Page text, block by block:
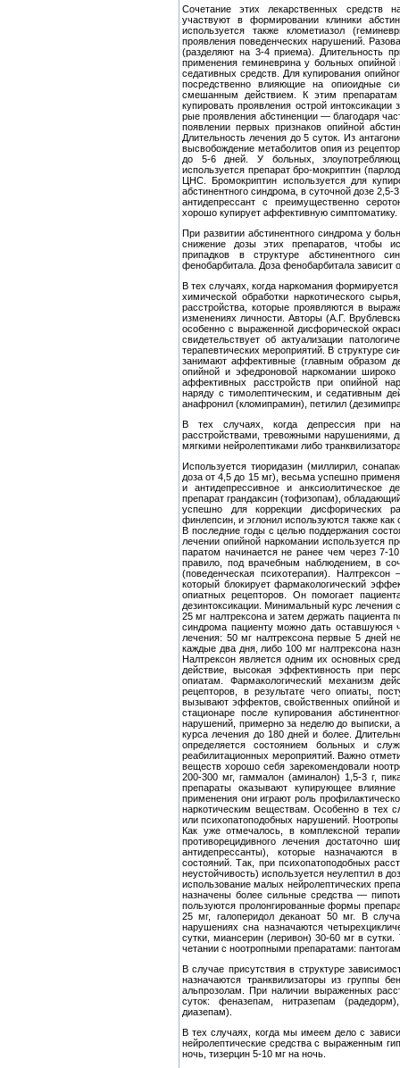
Сочетание этих лекарственных средств
участвуют в форми­ровании клиники
используется также клометиазол
проявления поведенческих нарушений.
(разделяют на 3-4 приема). Длительность
применения геминеврина у больных
седативных средств. Для купирования
посредственно влияющие на опиоидные
смешанным действием. К этим
купировать проявления острой интоксикации
рые проявления абстиненции — благодаря
появлении пер­вых признаков опийной
Длительность лечения до 5 суток. Из
высвобождение метаболитов опия из
до 5-6 дней. У больных,
используется препарат бро-мокриптин
ЦНС. Бромокриптин используется для
абстинентного синдрома, в суточной дозе
антидепрес­сант с преимущественно
хорошо купирует аффективную симптоматику.
При развитии абстинентного синдрома у
снижение дозы этих препаратов, чтобы
припадков в структуре абстинент­ного
фенобарбитала. Доза фенобарбитала зависит
В тех случаях, когда наркомания
химической обработки наркотического
расстройства, которые прояв­ляются в
изменениях личности. Авторы (А.Г.
осо­бенно с выраженной дисфорической
свидетельствует об актуализации
терапевтических мероприятий. В структуре
занимают аффективные (главным образом
опийной и эфедроновой наркомании широко
аффективных рас­стройств при опийной
наряду с тимолептическим, и седативным
анафронил (кломипрамин), петилил
В тех случаях, когда депрессия при
расстройствами, тре­вожными нарушениями,
мягкими нейролептиками либо
Используется тиоридазин (миллирил,
доза от 4,5 до 15 мг), весьма успешно
и антидепрессивное и анксиолитическое
препарат грандаксин (тофизопам),
успешно для коррекции дисфорических
финлепсин, и эглонил используются также
В последние годы с целью под­держания
лечении опийной наркомании используется
паратом начинается не ранее чем через 7-
правило, под врачебным наблюдением, в
(поведенческая психотерапия).
который блокирует фармакологический
опиатных рецепторов. Он помогает
дезинтоксикации. Ми­нимальный курс лечения
25 мг налтрексона и затем держать пациента
синдрома пациенту можно дать оставшуюся
лечения: 50 мг налтрексона первые 5 дней
каждые два дня, либо 100 мг налтрексона
Налтрексон является одним их основ­ных
действие, высокая эффективность при
опиатам. Фармакологический механизм
рецепторов, в результате чего опиаты,
вызывают эффектов, свойственных опийной
ста­ционаре после купирования
нарушений, примерно за неделю до выписки,
курса лечения до 180 дней и более.
определяется состоянием больных и
реабилитаци­онных мероприятий. Важно
веществ хорошо себя заре­комендовали
200-300 мг, гаммалон (аминалон) 1,5-3 г,
препараты оказывают купирующее
применения они играют роль
наркотическим веществам. Особенно в тех
или психопатоподобных нарушений.
Как уже от­мечалось, в комплексной
противорецидивного лечения достаточно
антидепрессанты), которые назначаются
состояний. Так, при психопатоподобных
неустойчивость) исполь­зуется неулептил в
использование малых нейролепти­ческих
назначены более сильные средства —
пользуются пролонгированные формы
25 мг, галопе­ридол деканоат 50 мг. В
нарушениях сна назначаются
сутки, миансерин (леривон) 30-60 мг в
четании с ноотропными препаратами:
В случае присутствия в структуре
назначают­ся транквилизаторы из группы
альпрозолам. При наличии выраженных
суток: феназепам, нитразепам
диазепам).
В тех случаях, когда мы имеем дело с
нейролептиче­ские средства с выраженным
ночь, тизерцин 5-10 мг на ночь.